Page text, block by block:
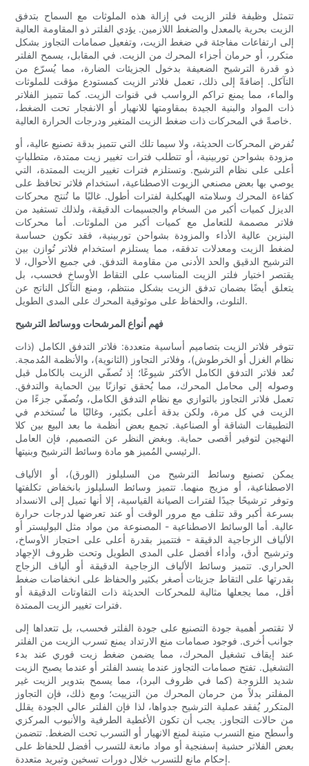
تتمثل وظيفة فلتر الزيت في إزالة هذه الملوثات مع السماح بتدفق
الزيت بحرية بالمعدل والضغط اللازمين. يؤدي الفلتر ذو المقاومة العالية
إلى ارتفاعات مفاجئة في ضغط الزيت، وتفعيل صمامات التجاوز بشكل
متكرر، أو حرمان أجزاء المحرك من الزيت. في المقابل، يسمح الفلتر
ذو قدرة الترشيح الضعيفة بدخول الجزيئات الضارة، مما يُسرّع من
التآكل. إضافةً إلى ذلك، تعمل فلاتر الزيت كمستودع مؤقت للملوثات
والماء، مما يمنع تراكم الرواسب في قنوات الزيت. كما تتميز الفلاتر
ذات المواد والبنية الجيدة بمقاومتها للانهيار أو الانفجار تحت الضغط،
خاصةً في المحركات ذات ضغط الزيت المتغير ودرجات الحرارة العالية.
تُفرض المحركات الحديثة، ولا سيما تلك التي تتميز بدقة تصنيع عالية، أو
مزودة بشواحن توربينية، أو تتطلب فترات تغيير زيت ممتدة، متطلباتٍ
أعلى على نظام الترشيح. وتستلزم فترات تغيير الزيت الممتدة، التي
يوصي بها بعض مصنعي الزيوت الاصطناعية، استخدام فلاتر تحافظ على
كفاءة المحرك وسلامته الهيكلية لفترات أطول. غالبًا ما تُنتج محركات
الديزل كميات أكبر من السخام والجسيمات الدقيقة، ولذلك تستفيد من
فلاتر مصممة للتعامل مع كميات أكبر من الملوثات. أما محركات
البنزين عالية الأداء والمزودة بشواحن توربينية، فقد تكون حساسة
لضغط الزيت ومعدلات تدفقه، مما يستلزم استخدام فلاتر تُوازن بين
الترشيح الدقيق والحد الأدنى من مقاومة التدفق. في جميع الأحوال، لا
يقتصر اختيار فلتر الزيت المناسب على التقاط الأوساخ فحسب، بل
يتعلق أيضًا بضمان تدفق الزيت بشكل منتظم، ومنع التآكل الناتج عن
التلوث، والحفاظ على موثوقية المحرك على المدى الطويل.
فهم أنواع المرشحات ووسائط الترشيح
تتوفر فلاتر الزيت بتصاميم أساسية متعددة: فلاتر التدفق الكامل (ذات
نظام الغزل أو الخرطوش)، وفلاتر التجاوز (الثانوية)، والأنظمة المُدمجة.
تُعد فلاتر التدفق الكامل الأكثر شيوعًا؛ إذ تُصفّي الزيت بالكامل قبل
وصوله إلى محامل المحرك، مما يُحقق توازنًا بين الحماية والتدفق.
تعمل فلاتر التجاوز بالتوازي مع نظام التدفق الكامل، وتُصفّي جزءًا من
الزيت في كل مرة، ولكن بدقة أعلى بكثير، وغالبًا ما تُستخدم في
التطبيقات الشاقة أو الصناعية. تجمع بعض أنظمة ما بعد البيع بين كلا
النهجين لتوفير أقصى حماية. وبغض النظر عن التصميم، فإن العامل
الرئيسي المُميز هو مادة وسائط الترشيح وبنيتها.
يمكن تصنيع وسائط الترشيح من السليلوز (الورق)، أو الألياف
الاصطناعية، أو مزيج منهما. تتميز وسائط السليلوز بانخفاض تكلفتها
وتوفر ترشيحًا جيدًا لفترات الصيانة القياسية، إلا أنها تميل إلى الانسداد
بسرعة أكبر وقد تتلف مع مرور الوقت أو عند تعرضها لدرجات حرارة
عالية. أما الوسائط الاصطناعية - المصنوعة من مواد مثل البوليستر أو
الألياف الزجاجية الدقيقة - فتتميز بقدرة أعلى على احتجاز الأوساخ،
وترشيح أدق، وأداء أفضل على المدى الطويل وتحت ظروف الإجهاد
الحراري. تتميز وسائط الألياف الزجاجية الدقيقة أو ألياف الزجاج
بقدرتها على التقاط جزيئات أصغر بكثير والحفاظ على انخفاضات ضغط
أقل، مما يجعلها مثالية للمحركات الحديثة ذات التفاوتات الدقيقة أو
فترات تغيير الزيت الممتدة.
لا تقتصر أهمية جودة التصنيع على جودة الفلتر فحسب، بل تتعداها إلى
جوانب أخرى. فوجود صمامات منع الارتداد يمنع تسرب الزيت من الفلتر
عند إيقاف تشغيل المحرك، مما يضمن ضغط زيت فوري عند بدء
التشغيل. تفتح صمامات التجاوز عندما ينسد الفلتر أو عندما يصبح الزيت
شديد اللزوجة (كما في ظروف البرد)، مما يسمح بتدوير الزيت غير
المفلتر بدلاً من حرمان المحرك من التزييت؛ ومع ذلك، فإن التجاوز
المتكرر يُفقد عملية الترشيح جدواها، لذا فإن الفلتر عالي الجودة يقلل
من حالات التجاوز. يجب أن تكون الأغطية الطرفية والأنبوب المركزي
وأسطح منع التسرب متينة لمنع الانهيار أو التسرب تحت الضغط. تتضمن
بعض الفلاتر حشية إسفنجية أو مواد مانعة للتسرب أفضل للحفاظ على
إحكام مانع للتسرب خلال دورات تسخين وتبريد متعددة.